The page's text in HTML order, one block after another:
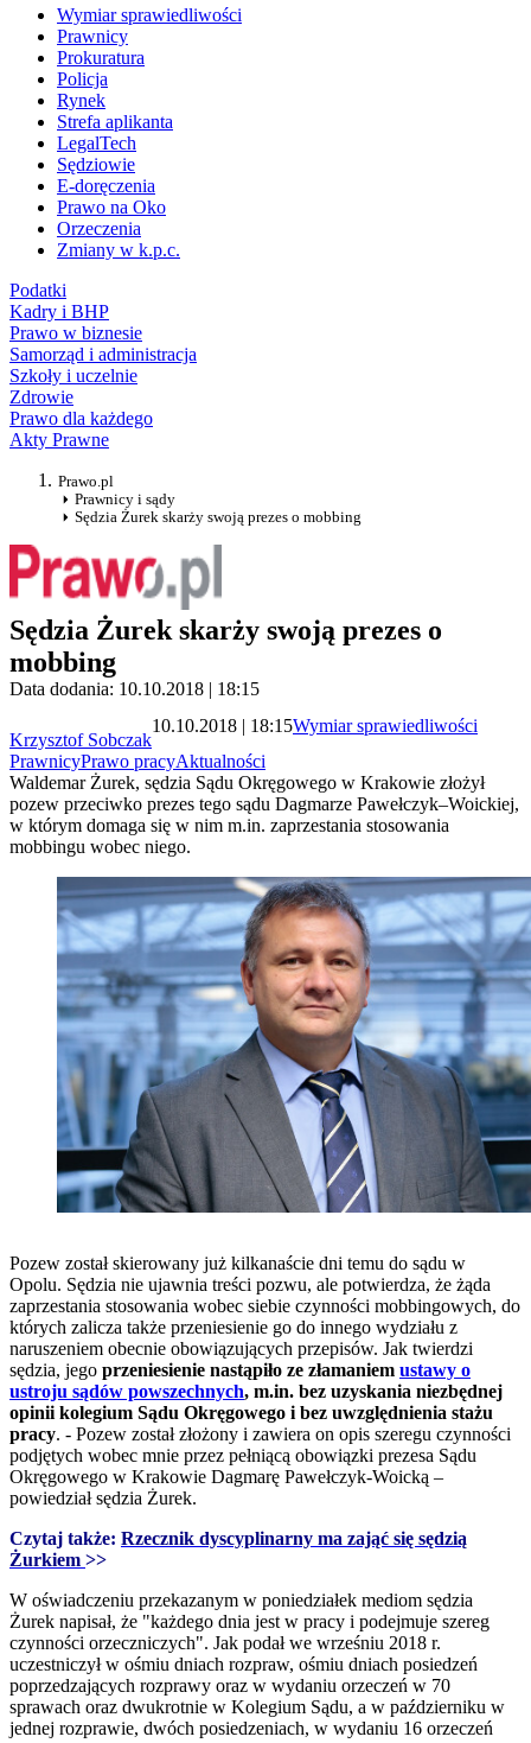
Wymiar sprawiedliwości
Prawnicy
Prokuratura
Policja
Rynek
Strefa aplikanta
LegalTech
Sędziowie
E-doręczenia
Prawo na Oko
Orzeczenia
Zmiany w k.p.c.
Podatki
Kadry i BHP
Prawo w biznesie
Samorząd i administracja
Szkoły i uczelnie
Zdrowie
Prawo dla każdego
Akty Prawne
Prawo.pl
Prawnicy i sądy
Sędzia Żurek skarży swoją prezes o mobbing
Sędzia Żurek skarży swoją prezes o
mobbing
Data dodania: 10.10.2018 | 18:15
Krzysztof Sobczak
10.10.2018 | 18:15Wymiar sprawiedliwości
PrawnicyPrawo pracyAktualności
Waldemar Żurek, sędzia Sądu Okręgowego w Krakowie złożył
pozew przeciwko prezes tego sądu Dagmarze Pawełczyk–Woickiej,
w którym domaga się w nim m.in. zaprzestania stosowania
mobbingu wobec niego.
Pozew został skierowany już kilkanaście dni temu do sądu w
Opolu. Sędzia nie ujawnia treści pozwu, ale potwierdza, że żąda
zaprzestania stosowania wobec siebie czynności mobbingowych, do
których zalicza także przeniesienie go do innego wydziału z
naruszeniem obecnie obowiązujących przepisów. Jak twierdzi
sędzia, jego przeniesienie nastąpiło ze złamaniem ustawy o
ustroju sądów powszechnych, m.in. bez uzyskania niezbędnej
opinii kolegium Sądu Okręgowego i bez uwzględnienia stażu
pracy. - Pozew został złożony i zawiera on opis szeregu czynności
podjętych wobec mnie przez pełniącą obowiązki prezesa Sądu
Okręgowego w Krakowie Dagmarę Pawełczyk-Woicką –
powiedział sędzia Żurek.
Czytaj także: Rzecznik dyscyplinarny ma zająć się sędzią
Żurkiem >>
W oświadczeniu przekazanym w poniedziałek mediom sędzia
Żurek napisał, że "każdego dnia jest w pracy i podejmuje szereg
czynności orzeczniczych". Jak podał we wrześniu 2018 r.
uczestniczył w ośmiu dniach rozpraw, ośmiu dniach posiedzeń
poprzedzających rozprawy oraz w wydaniu orzeczeń w 70
sprawach oraz dwukrotnie w Kolegium Sądu, a w październiku w
jednej rozprawie, dwóch posiedzeniach, w wydaniu 16 orzeczeń